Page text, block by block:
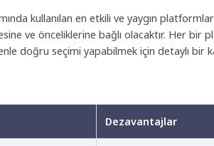
kullanılan en etkili ve yaygın
ve önceliklerine bağlı olacaktır. Her bir
doğru seçimi yapabilmek için detaylı bir
Dezavantajlar